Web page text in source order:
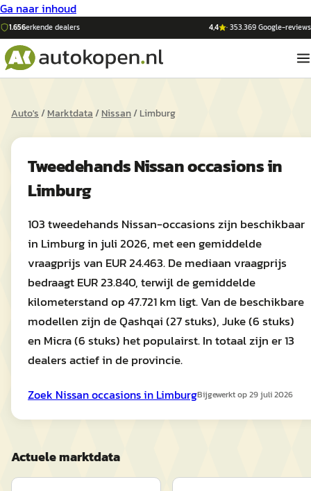
Ga naar inhoud
1.656erkende dealers 4,4 ·353.369Google-reviews
Auto's/Marktdata/Nissan/Limburg
TweedehandsNissanoccasions in
Limburg
103 tweedehands Nissan-occasions zijn beschikbaar
in Limburg in juli 2026, met een gemiddelde
vraagprijs van EUR 24.463. De mediaan vraagprijs
bedraagt EUR 23.840, terwijl de gemiddelde
kilometerstand op 47.721 km ligt. Van de beschikbare
modellen zijn de Qashqai (27 stuks), Juke (6 stuks)
en Micra (6 stuks) het populairst. In totaal zijn er 13
dealers actief in de provincie.
Zoek Nissanoccasions in LimburgBijgewerkt op29 juli 2026
Actuele marktdata